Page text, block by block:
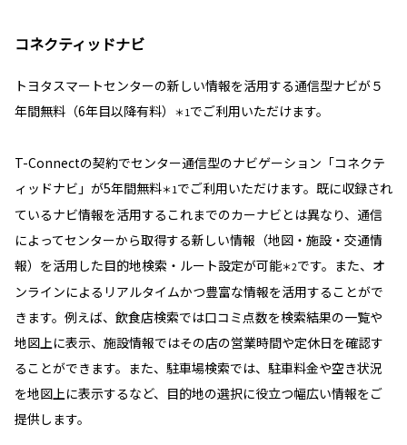
コネクティッドナビ
トヨタスマートセンターの新しい情報を活用する通信型ナビが５
年間無料（6年目以降有料）
＊1でご利用いただけます。
T-Connectの契約でセンター通信型のナビゲーション「コネクテ
ィッドナビ」が5年間無料＊1でご利用いただけます。既に収録され
ているナビ情報を活用するこれまでのカーナビとは異なり、通信
によってセンターから取得する新しい情報（地図・施設・交通情
報）を活用した目的地検索・ルート設定が可能＊2です。また、オ
ンラインによるリアルタイムかつ豊富な情報を活用することがで
きます。例えば、飲食店検索では口コミ点数を検索結果の一覧や
地図上に表示、施設情報ではその店の営業時間や定休日を確認す
ることができます。また、駐車場検索では、駐車料金や空き状況
を地図上に表示するなど、目的地の選択に役立つ幅広い情報をご
提供します。